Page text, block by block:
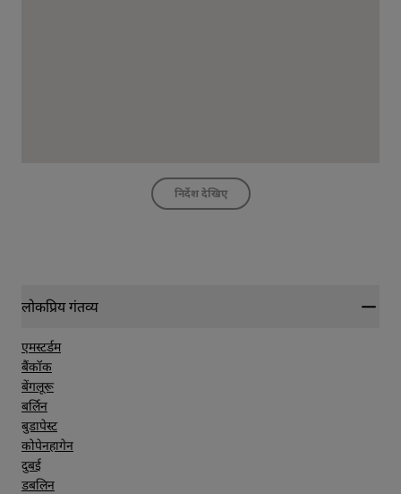
निर्देश देखिए
लोकप्रिय गंतव्य
एमस्टर्डम
बैंकॉक
बेंगलूरू
बर्लिन
बुडापेस्ट
कोपेनहागेन
दुबई
डबलिन